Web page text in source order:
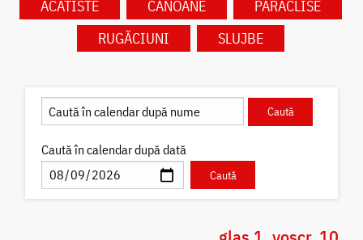
ACATISTE CANOANE
PARACLISE
RUGĂCIUNI
SLUJBE
Caută în calendar după dată